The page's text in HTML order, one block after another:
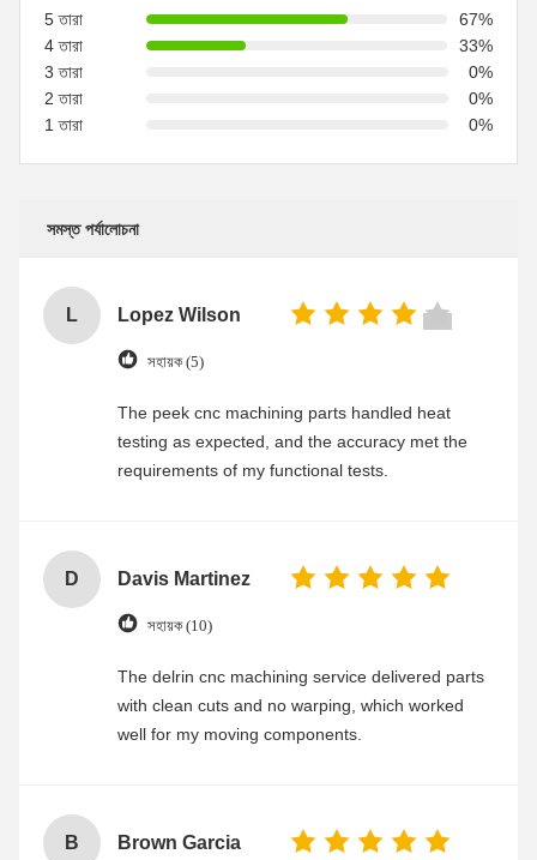
5 তারা
67%
4 তারা
33%
3 তারা
0%
2 তারা
0%
1 তারা
0%
সমস্ত পর্যালোচনা
L Lopez Wilson
সহায়ক (5)
The peek cnc machining parts handled heat
testing as expected, and the accuracy met the
requirements of my functional tests.
D Davis Martinez
সহায়ক (10)
The delrin cnc machining service delivered parts
with clean cuts and no warping, which worked
well for my moving components.
B Brown Garcia